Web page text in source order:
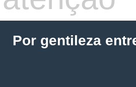
Por gentileza